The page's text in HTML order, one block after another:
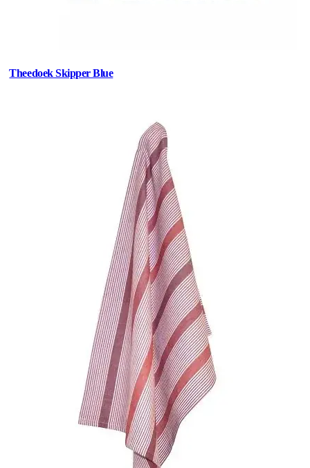
Theedoek Skipper Blue